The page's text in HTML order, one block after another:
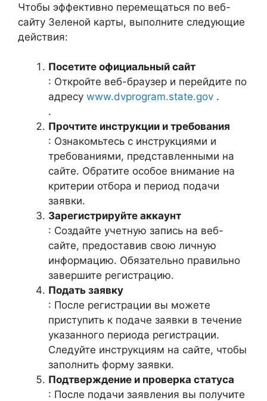
Чтобы эффективно перемещаться по веб-
сайту Зеленой карты, выполните следующие
действия:
Посетите официальный сайт
: Откройте веб-браузер и перейдите по
адресу www.dvprogram.state.gov .
.
Прочтите инструкции и требования
: Ознакомьтесь с инструкциями и
требованиями, представленными на
сайте. Обратите особое внимание на
критерии отбора и период подачи
заявки.
Зарегистрируйте аккаунт
: Создайте учетную запись на веб-
сайте, предоставив свою личную
информацию. Обязательно правильно
завершите регистрацию.
Подать заявку
: После регистрации вы можете
приступить к подаче заявки в течение
указанного периода регистрации.
Следуйте инструкциям на сайте, чтобы
заполнить форму заявки.
Подтверждение и проверка статуса
: После подачи заявления вы получите